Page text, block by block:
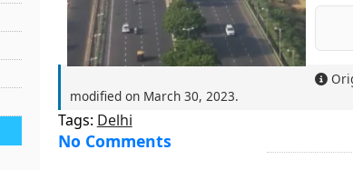
modified on March 30, 2023.
Tags: Delhi
No Comments